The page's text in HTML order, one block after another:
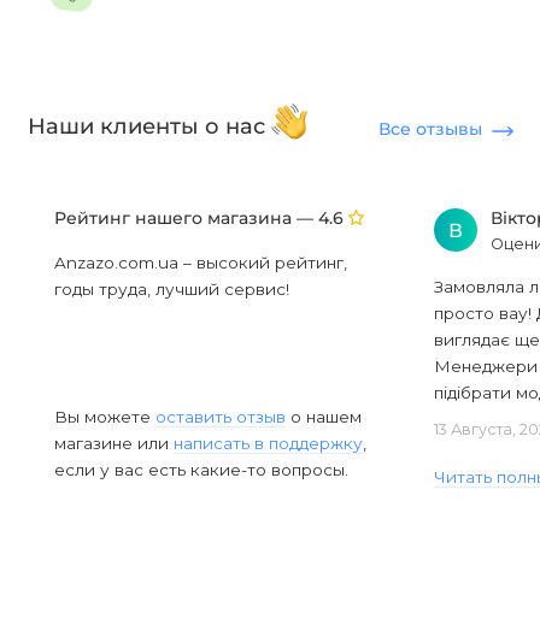
Наши клиенты о нас Все отзывы
Рейтинг нашего магазина — 4.6
Anzazo.com.ua – высокий рейтинг,
годы труда, лучший сервис!
Вы можете оставить отзыв о нашем
магазине или написать в поддержку
если у вас есть какие-то вопросы.
В
Замовляла
просто вау!
виглядає
Менеджери
підібрати
13 Августа,
Читать